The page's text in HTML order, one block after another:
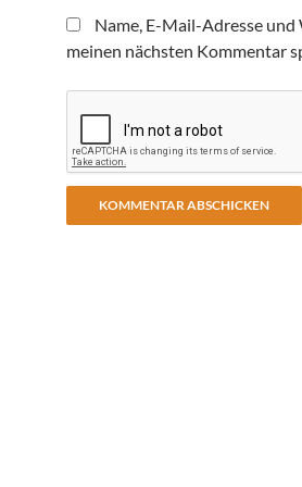
Name, E-Mail-Adresse
meinen nächsten Kommentar